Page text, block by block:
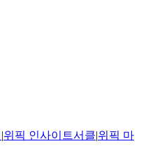
|위픽 인사이트서클|위픽 마